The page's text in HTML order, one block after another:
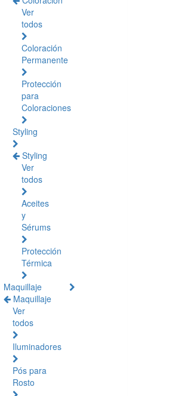
Ver
todos
Coloración
Permanente
Protección
para
Coloraciones
Styling
Styling
Ver
todos
Aceites
y
Sérums
Protección
Térmica
Maquillaje
Maquillaje
Ver
todos
Iluminadores
Pós para
Rosto